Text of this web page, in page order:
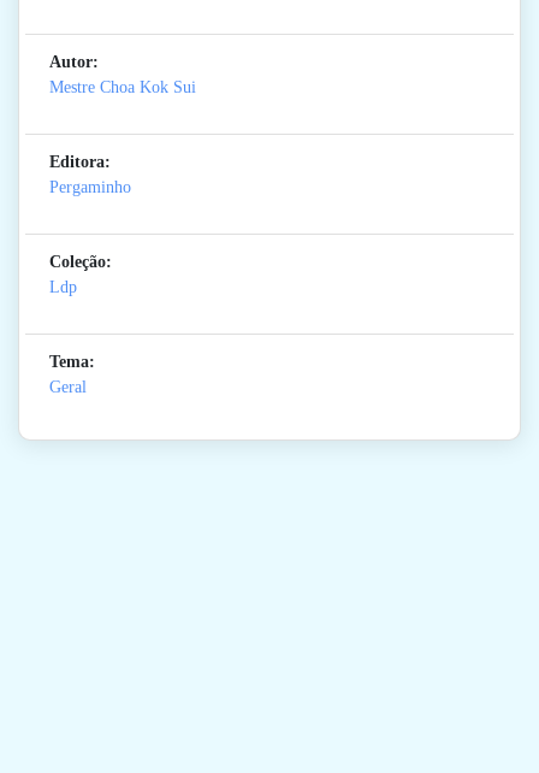
Autor:
Mestre Choa Kok Sui
Editora:
Pergaminho
Coleção:
Ldp
Tema:
Geral